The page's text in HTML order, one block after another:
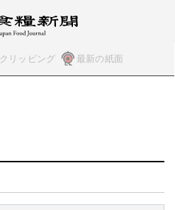
クリッピング 最新の紙面